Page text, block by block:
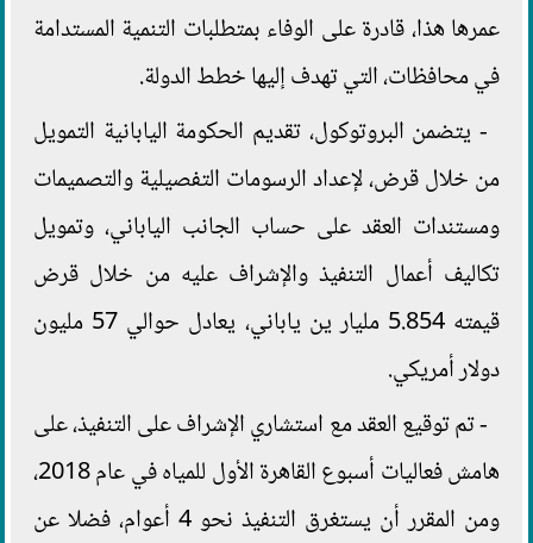
عمرها هذا، قادرة على الوفاء بمتطلبات التنمية المستدامة
في محافظات، التي تهدف إليها خطط الدولة.
- يتضمن البروتوكول، تقديم الحكومة اليابانية التمويل
من خلال قرض، لإعداد الرسومات التفصيلية والتصميمات
ومستندات العقد على حساب الجانب الياباني، وتمويل
تكاليف أعمال التنفيذ والإشراف عليه من خلال قرض
قيمته 5.854 مليار ين ياباني، يعادل حوالي 57 مليون
دولار أمريكي.
- تم توقيع العقد مع استشاري الإشراف على التنفيذ، على
هامش فعاليات أسبوع القاهرة الأول للمياه في عام 2018،
ومن المقرر أن يستغرق التنفيذ نحو 4 أعوام، فضلا عن